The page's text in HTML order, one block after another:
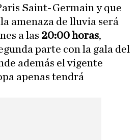
Saint-Germain y que
amenaza de lluvia será
a las 20:00 horas,
parte con la gala del
además el vigente
apenas tendrá